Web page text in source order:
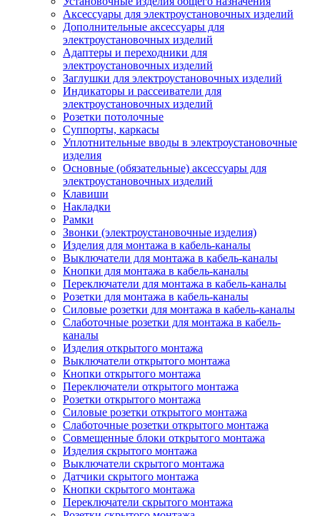
Аксессуары для электроустановочных изделий
Дополнительные аксессуары для
электроустановочных изделий
Адаптеры и переходники для
электроустановочных изделий
Заглушки для электроустановочных изделий
Индикаторы и рассеиватели для
электроустановочных изделий
Розетки потолочные
Суппорты, каркасы
Уплотнительные вводы в электроустановочные
изделия
Основные (обязательные) аксессуары для
электроустановочных изделий
Клавиши
Накладки
Рамки
Звонки (электроустановочные изделия)
Изделия для монтажа в кабель-каналы
Выключатели для монтажа в кабель-каналы
Кнопки для монтажа в кабель-каналы
Переключатели для монтажа в кабель-каналы
Розетки для монтажа в кабель-каналы
Силовые розетки для монтажа в кабель-каналы
Слаботочные розетки для монтажа в кабель-
каналы
Изделия открытого монтажа
Выключатели открытого монтажа
Кнопки открытого монтажа
Переключатели открытого монтажа
Розетки открытого монтажа
Силовые розетки открытого монтажа
Слаботочные розетки открытого монтажа
Совмещенные блоки открытого монтажа
Изделия скрытого монтажа
Выключатели скрытого монтажа
Датчики скрытого монтажа
Кнопки скрытого монтажа
Переключатели скрытого монтажа